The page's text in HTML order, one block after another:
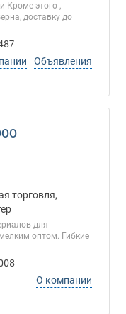
Кроме этого ,
доставку до
Объявления
торговля,
для
оптом. Гибкие
О компании